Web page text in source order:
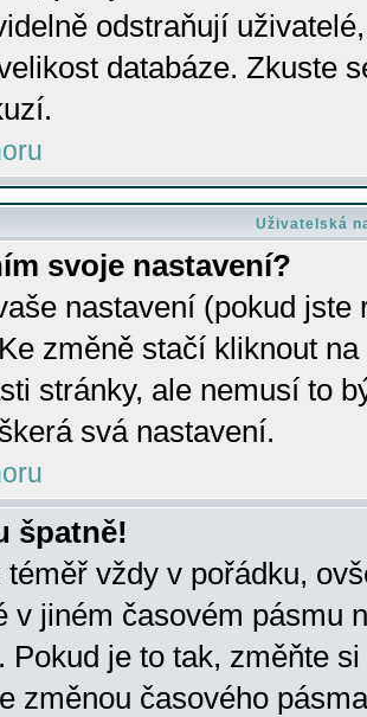
odstraňují
databáze. Zkuste
Uživatelská
svoje nastavení?
nastavení (pokud
změně stačí kliknout
stránky, ale nemusí to
svá nastavení.
špatně!
téměř vždy v pořádku,
v jiném časovém pásmu
Pokud je to tak, změňte
změnou časového